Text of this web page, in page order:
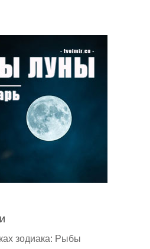
зодиака: Рыбы